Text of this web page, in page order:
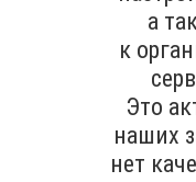
а
к
Это
наших
нет